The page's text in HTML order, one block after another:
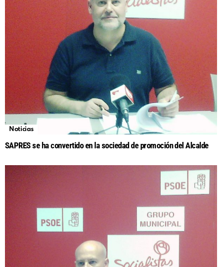
Noticias
SAPRES se ha convertido en la sociedad de promoción del Alcalde